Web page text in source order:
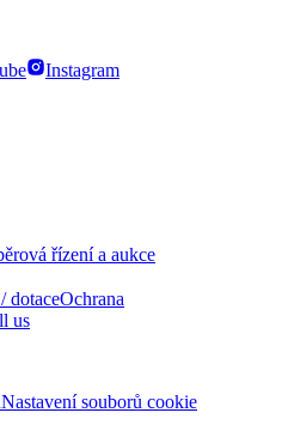
Instagram
řízení a aukce
dotaceOchrana
us
Nastavení souborů cookie